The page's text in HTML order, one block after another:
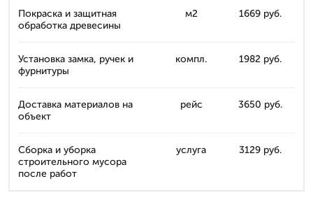
Покраска и защитная
обработка древесины
м2 1669 руб.
Установка замка, ручек и
фурнитуры
компл. 1982 руб.
Доставка материалов на
объект
рейс 3650 руб.
Сборка и уборка
строительного мусора
после работ
услуга 3129 руб.